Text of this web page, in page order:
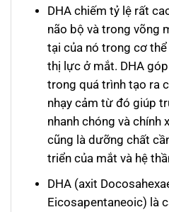
DHA chiếm tỷ lệ rất
não bộ và trong võng
tại của nó trong cơ
thị lực ở mắt. DHA
trong quá trình tạo ra
nhạy cảm từ đó giúp
nhanh chóng và chính
cũng là dưỡng chất
triển của mắt và hệ
DHA (axit
Eicosapentaneoic) là